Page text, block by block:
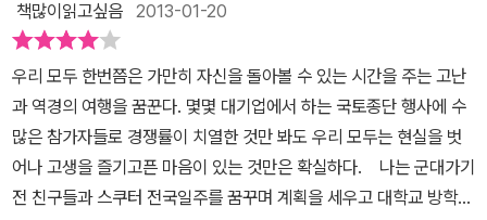
으니 <부산>까지 간다는 것이다.세상에 이자전거한대로 부산까지...
고속버스로 가도 400km이상의 거리인데...난감탄했다. 그후 나는
자전거로 4대강을 종주하는 코스가 있고 군데군데 인증스탬프를 찍
어야한다는 것도 알게되었다.그때이후로 좀 바빠져 자주는 못타지만
자전거는 내삶에 새로운 인생의 맛과 자긍심을 심어주었다. 그러던차
에 이책을 읽게되어 넘 뜻깊었는데 특히 대상을 수상하신 61세의 주
부 박호선님의 휴먼스토리는 나에게 감동과 동시에 부끄러움도 안겨
학교, 회사 사람일 수 있는 우리 이웃의 이야기라는 점에서 더욱 공감
이 되었다. 자전거는 없지만 기회가 되면 이들처럼 길을 나서봐야겠
다는 생각이 들었다.
마디로 이 책은 이야기가 있는 자전거여행이라고 할 수 있을 것 같다.
자전거를 타고 누군가와 여행을 하는 것은 친구와 고속버스를 타고
지방에 내려온 것과는 다르다. 자전거를 타고 도로를 누비는 것은 힘
든 일이지만 함께 하는 사람과 우정을 확인하게 되고, 서로 도와가며
완주를 마쳤을 때의 성취감은 대단한 것 같다. 길고 긴 길을 누비다보
면 인간의 삶이 길위를 달리는 것과 다르지 않다는 생각을 자연스럽
게 하게 되지 않을까. 평탄한 길만 이어질것 같았는데 갑자기 오르막
책많이읽고싶음 2013-01-20
우리 모두 한번쯤은 가만히 자신을 돌아볼 수 있는 시간을 주는 고난
과 역경의 여행을 꿈꾼다. 몇몇 대기업에서 하는 국토종단 행사에 수
많은 참가자들로 경쟁률이 치열한 것만 봐도 우리 모두는 현실을 벗
어나 고생을 즐기고픈 마음이 있는 것만은 확실하다. 나는 군대가기
전 친구들과 스쿠터 전국일주를 꿈꾸며 계획을 세우고 대학교 방학이